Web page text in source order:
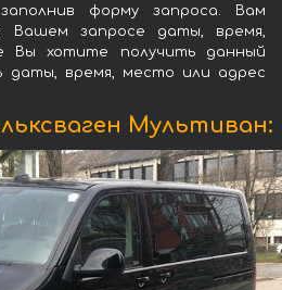
форму запроса. Вам
Вашем запросе даты, время,
Вы хотите получить данный
даты, время, место или адрес
Мультиван: